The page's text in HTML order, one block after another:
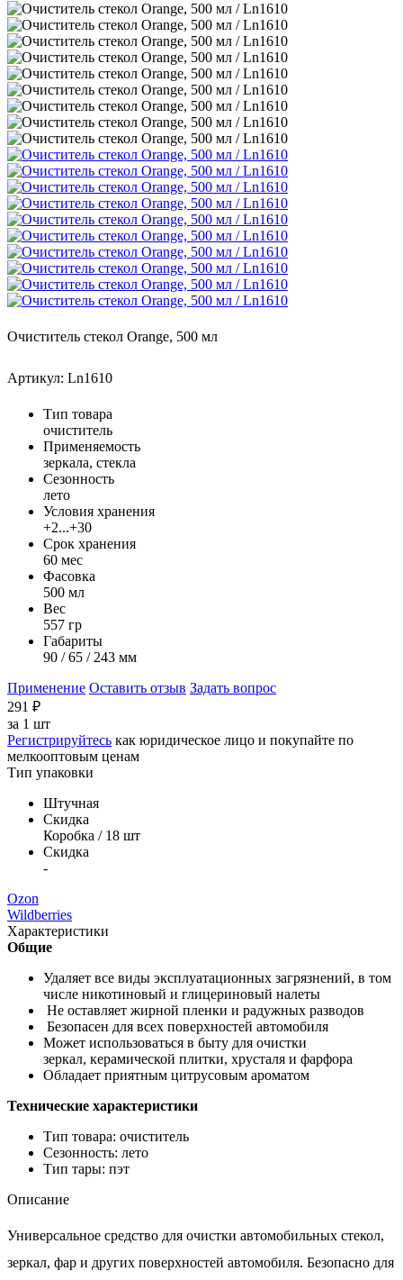
Очиститель стекол Orange, 500 мл
Артикул: Ln1610
Тип товара
очиститель
Применяемость
зеркала, стекла
Сезонность
лето
Условия хранения
+2...+30
Срок хранения
60 мес
Фасовка
500 мл
Вес
557 гр
Габариты
90 / 65 / 243 мм
Применение Оставить отзыв Задать вопрос
291 ₽
за 1 шт
Регистрируйтесь как юридическое лицо и покупайте по
мелкооптовым ценам
Тип упаковки
Штучная
Скидка
Коробка / 18 шт
Скидка
-
Ozon
Wildberries
Характеристики
Общие
Удаляет все виды эксплуатационных загрязнений, в том
числе никотиновый и глицериновый налеты
Не оставляет жирной пленки и радужных разводов
Безопасен для всех поверхностей автомобиля
Может использоваться в быту для очистки
зеркал, керамической плитки, хрусталя и фарфора
Обладает приятным цитрусовым ароматом
Технические характеристики
Тип товара: очиститель
Сезонность: лето
Тип тары: пэт
Описание
Универсальное средство для очистки автомобильных стекол,
зеркал, фар и других поверхностей автомобиля. Безопасно для